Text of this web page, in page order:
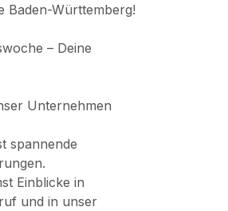
Baden-Württemberg!
– Deine
Unternehmen
spannende
Einblicke in
und in unser